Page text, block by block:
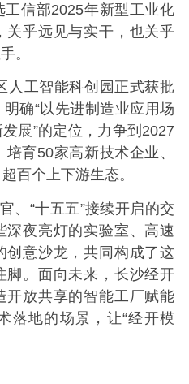
工信部2025年新型工业化
关乎远见与实干，也关乎
。
工智能科创园正式获批
确“以先进制造业应用场
展”的定位，力争到2027
育50家高新技术企业、
百个上下游生态。
“十五五”接续开启的交
夜亮灯的实验室、高速
创意沙龙，共同构成了这
脚。面向未来，长沙经开
开放共享的智能工厂赋能
落地的场景，让“经开模